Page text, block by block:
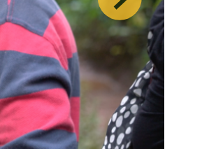
gli incendi
Contribuisci